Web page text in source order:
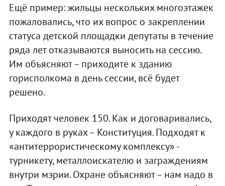
Ещё пример: жильцы нескольких многоэтажек
пожаловались, что их вопрос о закреплении
статуса детской площадки депутаты в течение
ряда лет отказываются выносить на сессию.
Им объясняют – приходите к зданию
горисполкома в день сессии, всё будет
решено.
Приходят человек 150. Как и договаривались,
у каждого в руках – Конституция. Подходят к
«антитеррористическому комплексу» -
турникету, металлоискателю и заграждениям
внутри мэрии. Охране объясняют – нам надо в